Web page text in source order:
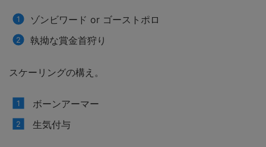
ゾンビワード or ゴーストポロ
執拗な賞金首狩り
スケーリングの構え。
ボーンアーマー
生気付与